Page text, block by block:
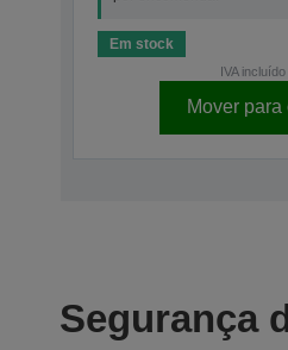
Em stock
IVA
Mover para
Segurança